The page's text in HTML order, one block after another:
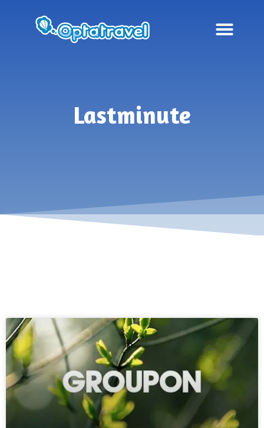
Lastminute